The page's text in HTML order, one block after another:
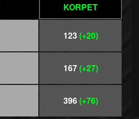
KORPET
123(+20)
167(+27)
396(+76)